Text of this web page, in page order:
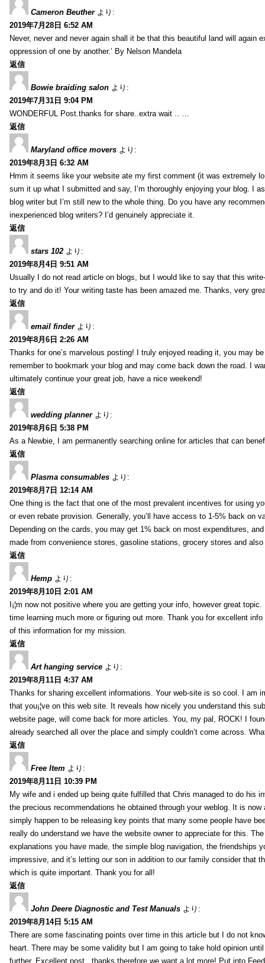
Cameron Beuther より:
2019年7月28日 6:52 AM
Never, never and never again shall it be that this beautiful land will again
oppression of one by another.’ By Nelson Mandela
返信
Bowie braiding salon より:
2019年7月31日 9:04 PM
WONDERFUL Post.thanks for share..extra wait .. …
返信
Maryland office movers より:
2019年8月3日 6:32 AM
Hmm it seems like your website ate my first comment (it was extremely
sum it up what I submitted and say, I’m thoroughly enjoying your blog. I
blog writer but I’m still new to the whole thing. Do you have any
inexperienced blog writers? I’d genuinely appreciate it.
返信
stars 102 より:
2019年8月4日 9:51 AM
Usually I do not read article on blogs, but I would like to say that this
to try and do it! Your writing taste has been amazed me. Thanks, very
返信
email finder より:
2019年8月6日 2:26 AM
Thanks for one’s marvelous posting! I truly enjoyed reading it, you may
remember to bookmark your blog and may come back down the road. I
ultimately continue your great job, have a nice weekend!
返信
wedding planner より:
2019年8月6日 5:38 PM
As a Newbie, I am permanently searching online for articles that can
返信
Plasma consumables より:
2019年8月7日 12:14 AM
One thing is the fact that one of the most prevalent incentives for using
or even rebate provision. Generally, you’ll have access to 1-5% back on
Depending on the cards, you may get 1% back on most expenditures,
made from convenience stores, gasoline stations, grocery stores and also
返信
Hemp より:
2019年8月10日 2:01 AM
I¡¦m now not positive where you are getting your info, however great
time learning much more or figuring out more. Thank you for excellent
of this information for my mission.
返信
Art hanging service より:
2019年8月11日 4:37 AM
Thanks for sharing excellent informations. Your web-site is so cool. I am
that you¡¦ve on this web site. It reveals how nicely you understand this
website page, will come back for more articles. You, my pal, ROCK! I
already searched all over the place and simply couldn’t come across.
返信
Free Item より:
2019年8月11日 10:39 PM
My wife and i ended up being quite fulfilled that Chris managed to do his
the precious recommendations he obtained through your weblog. It is now
simply happen to be releasing key points that many some people have
really do understand we have the website owner to appreciate for this.
explanations you have made, the simple blog navigation, the friendships
impressive, and it’s letting our son in addition to our family consider that
which is quite important. Thank you for all!
返信
John Deere Diagnostic and Test Manuals より:
2019年8月14日 5:15 AM
There are some fascinating points over time in this article but I do not
heart. There may be some validity but I am going to take hold opinion
further. Excellent post , thanks therefore we want a lot more! Put into